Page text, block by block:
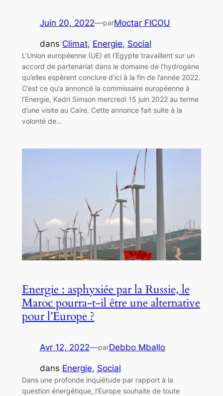
Juin 20, 2022—parMoctar FICOU
dans Climat, Energie, Social
L’Union européenne (UE) et l’Egypte travaillent sur un
accord de partenariat dans le domaine de l’hydrogène
qu’elles espèrent conclure d’ici à la fin de l’année 2022.
C’est ce qu’a annoncé la commissaire européenne à
l’Energie, Kadri Simson mercredi 15 juin 2022 au terme
d’une visite au Caire. Cette annonce fait suite à la
volonté de…
Energie : asphyxiée par la Russie, le
Maroc pourra-t-il être une alternative
pour l’Europe ?
Avr 12, 2022—parDebbo Mballo
dans Energie, Social
Dans une profonde inquiétude par rapport à la
question énergétique, l’Europe souhaite de toute